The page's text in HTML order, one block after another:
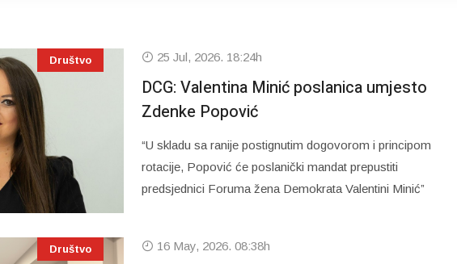
Društvo 25 Jul, 2026. 18:24h
DCG: Valentina Minić poslanica umjesto
Zdenke Popović
“U skladu sa ranije postignutim dogovorom i principom
rotacije, Popović će poslanički mandat prepustiti
predsjednici Foruma žena Demokrata Valentini Minić”
Društvo 16 May, 2026. 08:38h